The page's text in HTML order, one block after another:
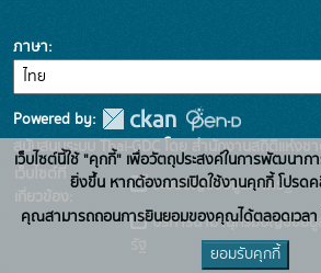
ภาษา
Powered by:
สนับสนุนระบบ Thai-GDC โดย สำนักงานสถิติแห่งช
เว็บไซต์ที่
เกี่ยวข้อง:
ระบบบัญชีข้อมูลภาครัฐ
บริการนามานุกรมบัญชีข้อ
เว็บไซต์นี้ใช้ "คุกกี้" เพื่อวัตถุประสงค์ในการพัฒนาก
ยิ่งขึ้น หากต้องการเปิดใช้งานคุกกี้ โปรด
คุณสามารถถอนการยินยอมของคุณได้ตลอดเวลา
ยอมรับคุกกี้